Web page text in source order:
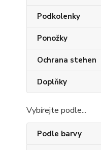
Podkolenky
Ponožky
Ochrana stehen
Doplňky
Vybírejte podle...
Podle barvy